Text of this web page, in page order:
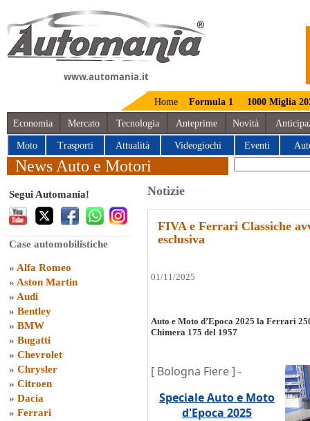
www.automania.it
Home Formula 1 1000 Miglia
Economia Mercato Tecnologia Anteprime Novità
Moto Trasporti Attualità Videogiochi Eventi
News Auto e Motori
Segui Automania!
Case automobilistiche
» Alfa Romeo
» Aston Martin
» Audi
» Bentley
» BMW
» Bugatti
» Chevrolet
» Chrysler
» Citroen
» Dacia
» Ferrari
Notizie
FIVA e Ferrari Classiche
esclusiva
01/11/2025
Auto e Moto d’Epoca 2025 la Ferrari
Chimera 175 del 1957
[ Bologna Fiere ] -
Speciale Auto e Moto
d'Epoca 2025